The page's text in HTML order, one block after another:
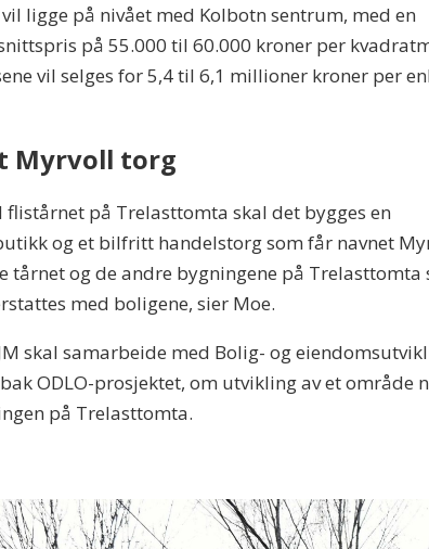
vil ligge på nivået med Kolbotn sentrum, med en
på 55.000 til 60.000 kroner per
vil selges for 5,4 til 6,1 millioner kroner per
Myrvoll torg
flistårnet på Trelasttomta skal det bygges en
og et bilfritt handelstorg som får navnet
tårnet og de andre bygningene på Trelasttomta
med boligene, sier Moe.
skal samarbeide med Bolig- og
ODLO-prosjektet, om utvikling av et område
på Trelasttomta.